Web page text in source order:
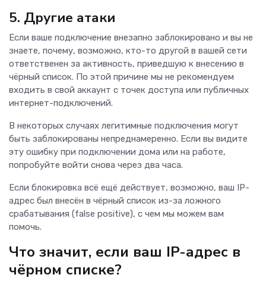
5. Другие атаки
Если ваше подключение внезапно заблокировано и вы не
знаете, почему, возможно, кто-то другой в вашей сети
ответственен за активность, приведшую к внесению в
чёрный список. По этой причине мы не рекомендуем
входить в свой аккаунт с точек доступа или публичных
интернет-подключений.
В некоторых случаях легитимные подключения могут
быть заблокированы непреднамеренно. Если вы видите
эту ошибку при подключении дома или на работе,
попробуйте войти снова через два часа.
Если блокировка всё ещё действует, возможно, ваш IP-
адрес был внесён в чёрный список из-за ложного
срабатывания (false positive), с чем мы можем вам
помочь.
Что значит, если ваш IP-адрес в
чёрном списке?